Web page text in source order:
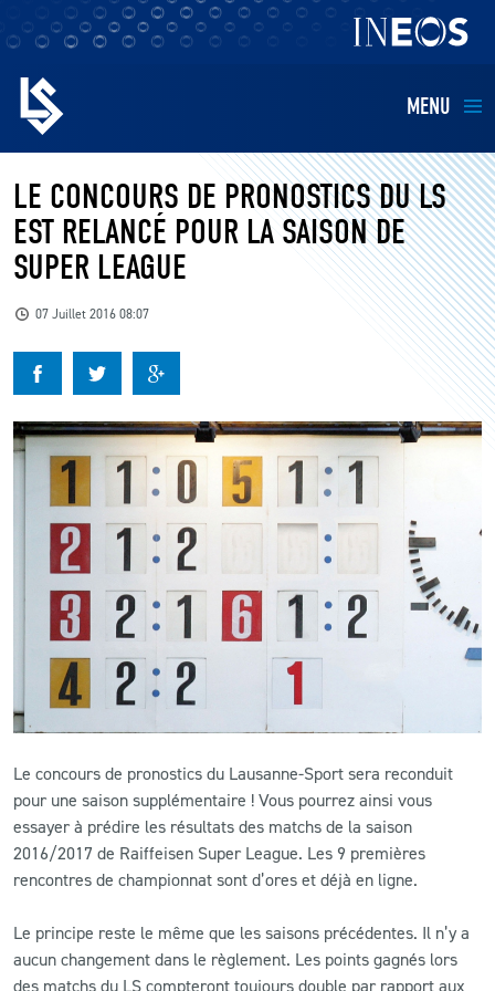
MENU
EQUIPES
BILLETTERIE
FANS
KIDS
BUSINESS
RESTAURATION
CLUB
CONTACT
ACTUALITÉS
LS E-SHOP
LS ACADEMY CAMPS
MATCH DES CELEBRITES
LE CONCOURS DE PRONOSTICS DU LS
EST RELANCÉ POUR LA SAISON DE
SUPER LEAGUE
07 Juillet 2016 08:07
Le concours de pronostics du Lausanne-Sport sera reconduit
pour une saison supplémentaire ! Vous pourrez ainsi vous
essayer à prédire les résultats des matchs de la saison
2016/2017 de Raiffeisen Super League. Les 9 premières
rencontres de championnat sont d’ores et déjà en ligne.
Le principe reste le même que les saisons précédentes. Il n’y a
aucun changement dans le règlement. Les points gagnés lors
des matchs du LS compteront toujours double par rapport aux